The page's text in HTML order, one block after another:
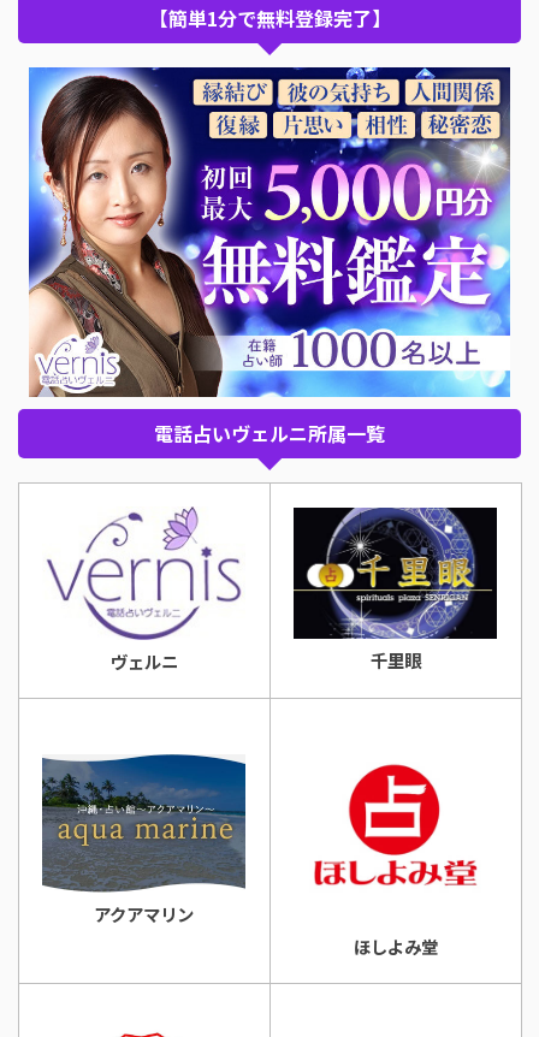
【簡単1分で無料登録完了】
電話占いヴェルニ所属一覧
ヴェルニ 千里眼
アクアマリン
ほしよみ堂